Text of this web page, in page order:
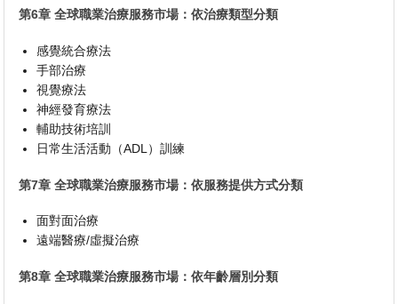
第6章 全球職業治療服務市場：依治療類型分類
感覺統合療法
手部治療
視覺療法
神經發育療法
輔助技術培訓
日常生活活動（ADL）訓練
第7章 全球職業治療服務市場：依服務提供方式分類
面對面治療
遠端醫療/虛擬治療
第8章 全球職業治療服務市場：依年齡層別分類